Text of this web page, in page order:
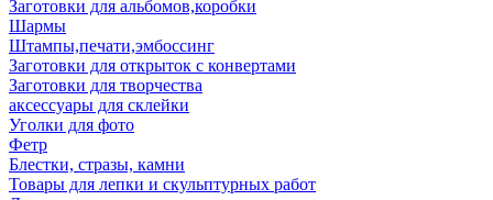
Заготовки для альбомов,коробки
Шармы
Штампы,печати,эмбоссинг
Заготовки для открыток с конвертами
Заготовки для творчества
аксессуары для склейки
Уголки для фото
Фетр
Блестки, стразы, камни
Товары для лепки и скульптурных работ